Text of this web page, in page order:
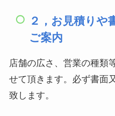
２，お見積りや
ご案内
店舗の広さ、営業の種類
せて頂きます。必ず書面
致します。